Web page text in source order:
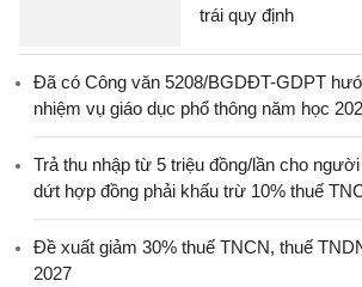
trái quy định
Đã có Công văn 5208/BGDĐT-GDPT
nhiệm vụ giáo dục phổ thông năm học
Trả thu nhập từ 5 triệu đồng/lần cho
dứt hợp đồng phải khấu trừ 10% thuế
Đề xuất giảm 30% thuế TNCN, thuế
2027